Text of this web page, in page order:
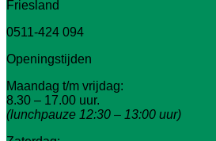
Friesland
0511-424 094
Openingstijden
Maandag t/m vrijdag:
8.30 – 17.00 uur.
(lunchpauze 12:30 – 13:00 uur)